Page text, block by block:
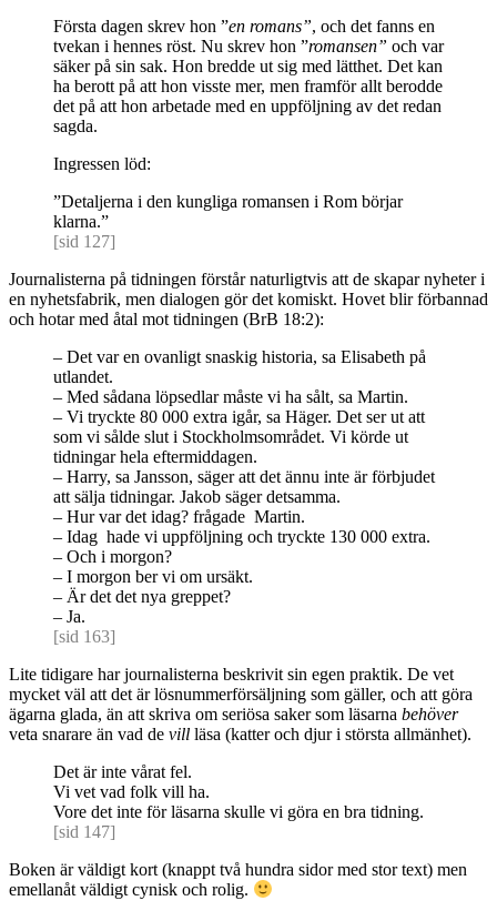
Första dagen skrev hon ”en romans”, och det fanns en
tvekan i hennes röst. Nu skrev hon ”romansen” och var
säker på sin sak. Hon bredde ut sig med lätthet. Det kan
ha berott på att hon visste mer, men framför allt berodde
det på att hon arbetade med en uppföljning av det redan
sagda.
Ingressen löd:
”Detaljerna i den kungliga romansen i Rom börjar
klarna.”
[sid 127]
Journalisterna på tidningen förstår naturligtvis att de skapar nyheter i
en nyhetsfabrik, men dialogen gör det komiskt. Hovet blir förbannad
och hotar med åtal mot tidningen (BrB 18:2):
– Det var en ovanligt snaskig historia, sa Elisabeth på
utlandet.
– Med sådana löpsedlar måste vi ha sålt, sa Martin.
– Vi tryckte 80 000 extra igår, sa Häger. Det ser ut att
som vi sålde slut i Stockholmsområdet. Vi körde ut
tidningar hela eftermiddagen.
– Harry, sa Jansson, säger att det ännu inte är förbjudet
att sälja tidningar. Jakob säger detsamma.
– Hur var det idag? frågade Martin.
– Idag hade vi uppföljning och tryckte 130 000 extra.
– Och i morgon?
– I morgon ber vi om ursäkt.
– Är det det nya greppet?
– Ja.
[sid 163]
Lite tidigare har journalisterna beskrivit sin egen praktik. De vet
mycket väl att det är lösnummerförsäljning som gäller, och att göra
ägarna glada, än att skriva om seriösa saker som läsarna behöver
veta snarare än vad de vill läsa (katter och djur i största allmänhet).
Det är inte vårat fel.
Vi vet vad folk vill ha.
Vore det inte för läsarna skulle vi göra en bra tidning.
[sid 147]
Boken är väldigt kort (knappt två hundra sidor med stor text) men
emellanåt väldigt cynisk och rolig.